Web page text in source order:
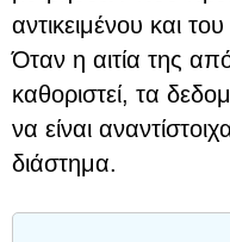
αντικειμένου και
Όταν η αιτία της
καθοριστεί, τα
να είναι
διάστημα.